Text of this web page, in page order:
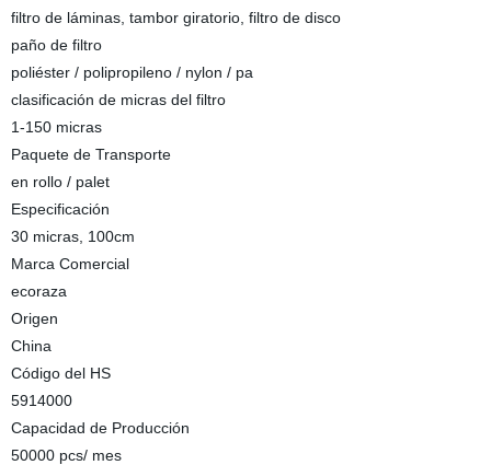
filtro de láminas, tambor giratorio, filtro de disco
paño de filtro
poliéster / polipropileno / nylon / pa
clasificación de micras del filtro
1-150 micras
Paquete de Transporte
en rollo / palet
Especificación
30 micras, 100cm
Marca Comercial
ecoraza
Origen
China
Código del HS
5914000
Capacidad de Producción
50000 pcs/ mes